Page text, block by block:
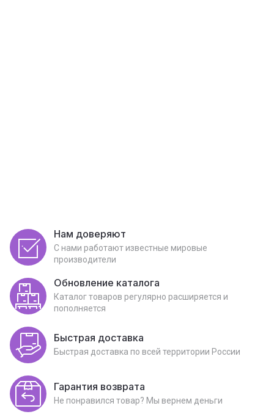
Нам доверяют
С нами работают известные мировые
производители
Обновление каталога
Каталог товаров регулярно расширяется и
пополняется
Быстрая доставка
Быстрая доставка по всей территории России
Гарантия возврата
Не понравился товар? Мы вернем деньги